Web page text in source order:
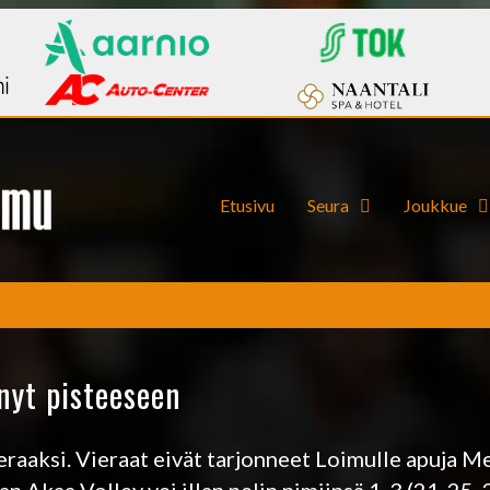
Etusivu Seura Joukkue
pisteeseen
Vieraat eivät tarjonneet Loimulle apuja